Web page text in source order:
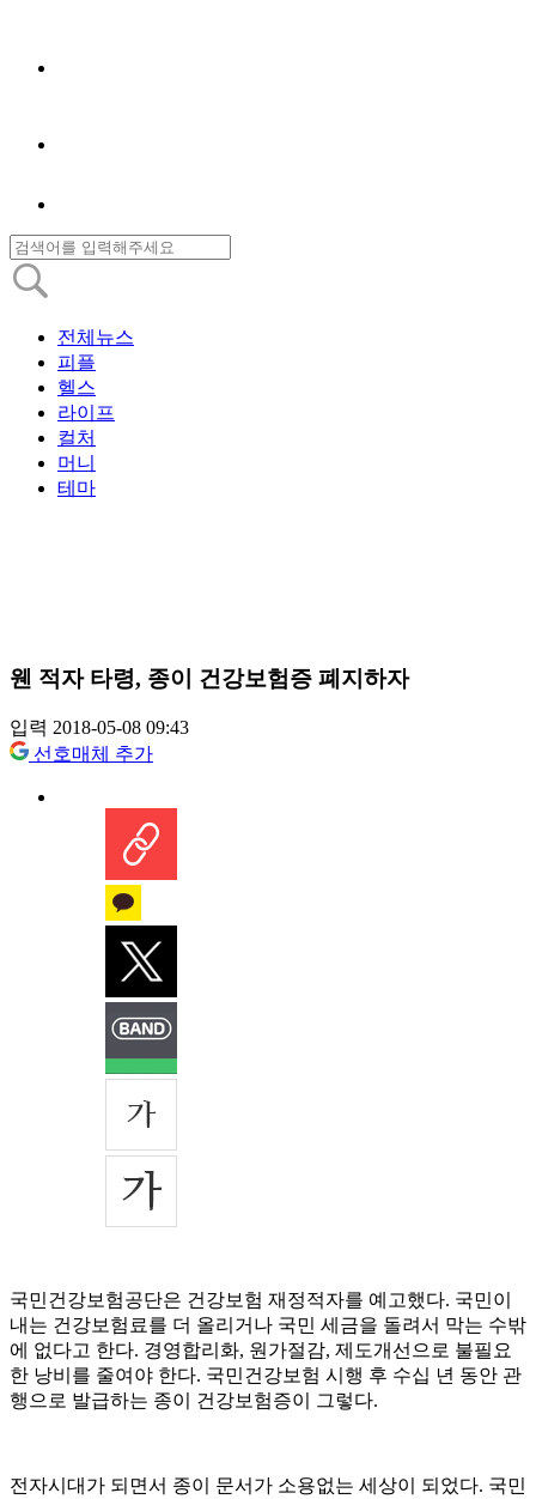
전체뉴스
피플
헬스
라이프
컬처
머니
테마
웬 적자 타령, 종이 건강보험증 폐지하자
입력 2018-05-08 09:43
선호매체 추가
국민건강보험공단은 건강보험 재정적자를 예고했다. 국민이
내는 건강보험료를 더 올리거나 국민 세금을 돌려서 막는 수밖
에 없다고 한다. 경영합리화, 원가절감, 제도개선으로 불필요
한 낭비를 줄여야 한다. 국민건강보험 시행 후 수십 년 동안 관
행으로 발급하는 종이 건강보험증이 그렇다.
전자시대가 되면서 종이 문서가 소용없는 세상이 되었다. 국민